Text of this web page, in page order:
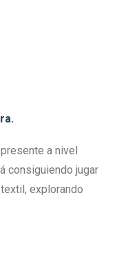
a nivel
consiguiendo jugar
explorando